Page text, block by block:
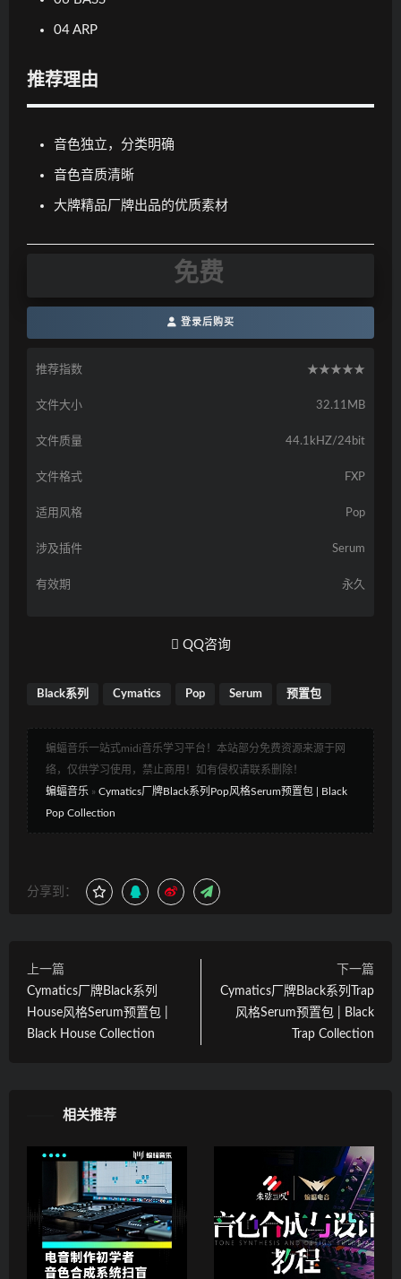
04 ARP
推荐理由
音色独立，分类明确
音色音质清晰
大牌精品厂牌出品的优质素材
免费
登录后购买
推荐指数 ★★★★★
文件大小 32.11MB
文件质量 44.1kHZ/24bit
文件格式 FXP
适用风格 Pop
涉及插件 Serum
有效期 永久
QQ咨询
Black系列 Cymatics Pop Serum 预置包
蝙蝠音乐一站式midi音乐学习平台！本站部分免费资源来源于网
络，仅供学习使用，禁止商用！如有侵权请联系删除！
蝙蝠音乐 » Cymatics厂牌Black系列Pop风格Serum预置包 | Black
Pop Collection
分享到：
上一篇
Cymatics厂牌Black系列
House风格Serum预置包 |
Black House Collection
下一篇
Cymatics厂牌Black系列Trap
风格Serum预置包 | Black
Trap Collection
相关推荐